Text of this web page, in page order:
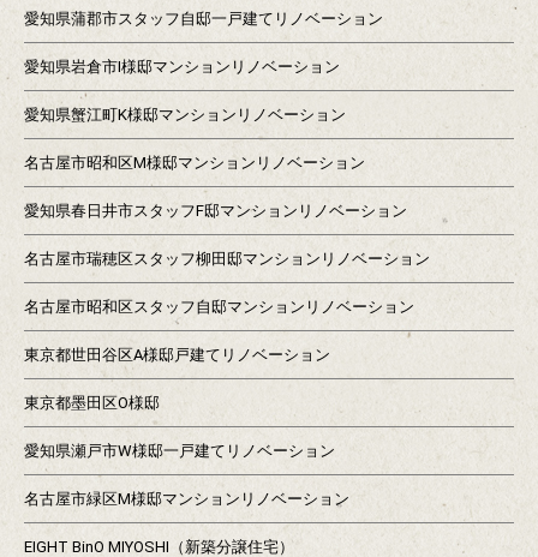
愛知県蒲郡市スタッフ自邸一戸建てリノベーション
愛知県岩倉市I様邸マンションリノベーション
愛知県蟹江町K様邸マンションリノベーション
名古屋市昭和区M様邸マンションリノベーション
愛知県春日井市スタッフF邸マンションリノベーション
名古屋市瑞穂区スタッフ柳田邸マンションリノベーション
名古屋市昭和区スタッフ自邸マンションリノベーション
東京都世田谷区A様邸戸建てリノベーション
東京都墨田区O様邸
愛知県瀬戸市W様邸一戸建てリノベーション
名古屋市緑区M様邸マンションリノベーション
EIGHT BinO MIYOSHI（新築分譲住宅）